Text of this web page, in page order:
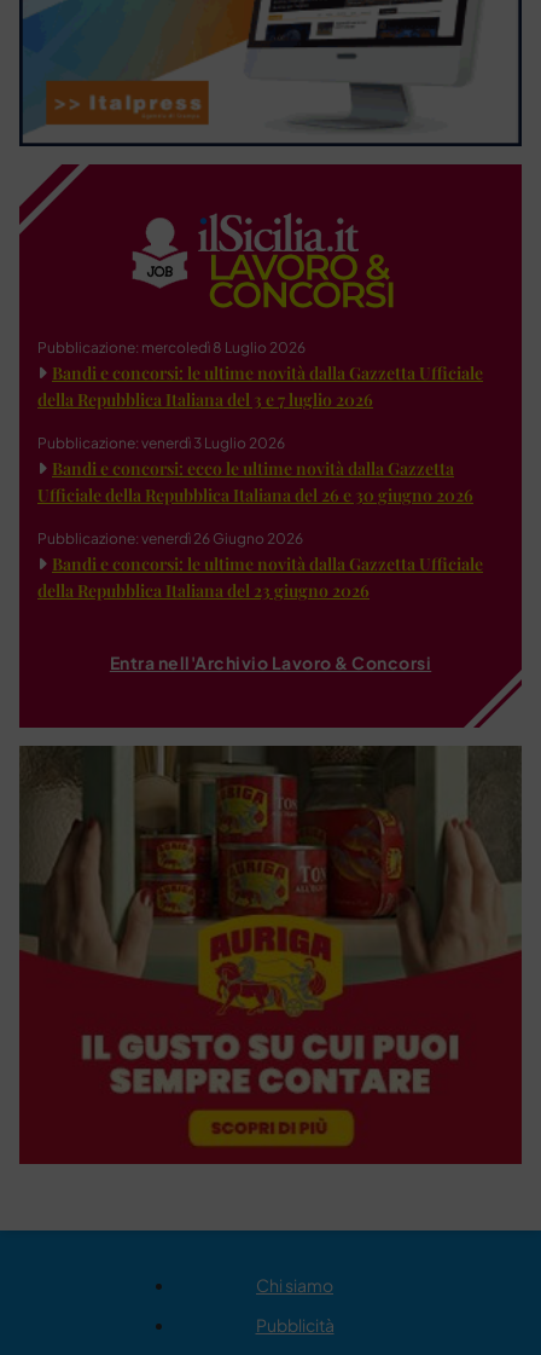
Pubblicazione: mercoledì 8 Luglio 2026
Bandi e concorsi: le ultime novità dalla Gazzetta Ufficiale
della Repubblica Italiana del 3 e 7 luglio 2026
Pubblicazione: venerdì 3 Luglio 2026
Bandi e concorsi: ecco le ultime novità dalla Gazzetta
Ufficiale della Repubblica Italiana del 26 e 30 giugno 2026
Pubblicazione: venerdì 26 Giugno 2026
Bandi e concorsi: le ultime novità dalla Gazzetta Ufficiale
della Repubblica Italiana del 23 giugno 2026
Entra nell'Archivio Lavoro & Concorsi
Chi siamo
Pubblicità